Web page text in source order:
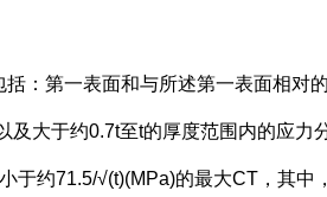
第一表面和与所述第一表面相对
及大于约0.7t至t的厚度范围内的应
于约71.5/√(t)(MPa)的最大CT，其